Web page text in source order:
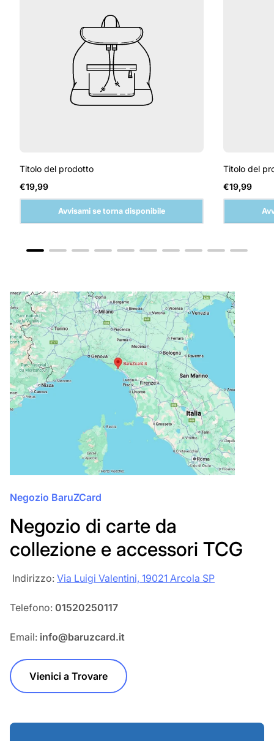
Titolo del prodotto
Prezzo
normale
€19,99
Avvisami se torna disponibile
Titolo del
Prezzo
normale
€19,99
Negozio BaruZCard
Negozio di carte da
collezione e accessori TCG
‎‎ Indirizzo: Via Luigi Valentini, 19021 Arcola SP
Telefono: 01520250117
Email: info@baruzcard.it
Vienici a Trovare